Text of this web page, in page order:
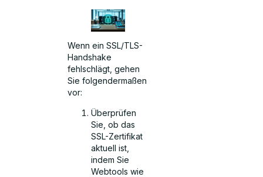
Wenn ein SSL/TLS-
Handshake
fehlschlägt, gehen
Sie folgendermaßen
vor:
Überprüfen
Sie, ob das
SSL-Zertifikat
aktuell ist,
indem Sie
Webtools wie